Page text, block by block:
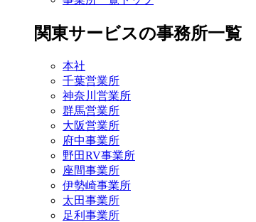
関東サービスの事務所一覧
本社
千葉営業所
神奈川営業所
群馬営業所
大阪営業所
府中事業所
野田RV事業所
座間事業所
伊勢崎事業所
太田事業所
足利事業所